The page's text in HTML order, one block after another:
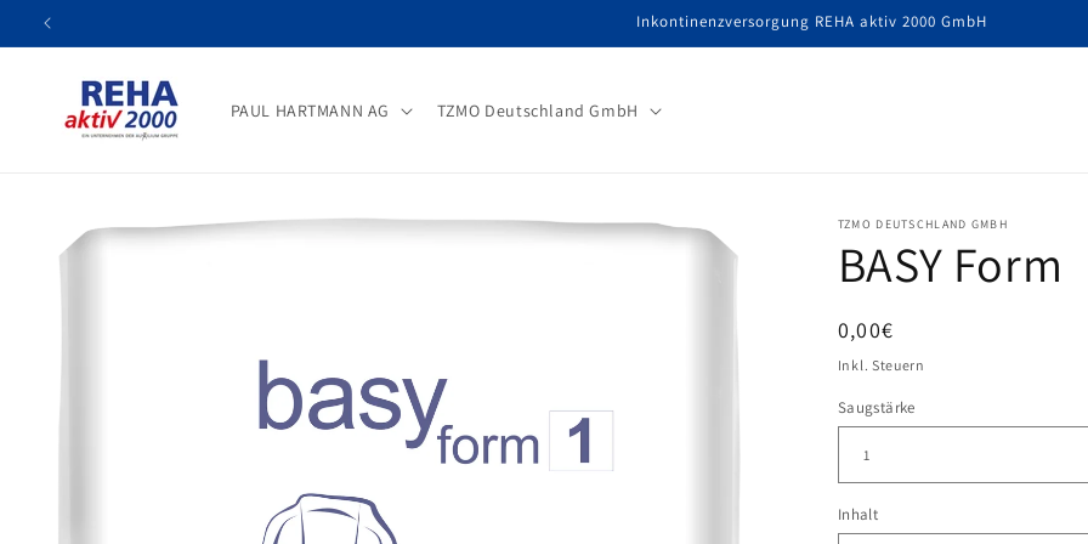
zum
Inhalt
Inkontinenzversorgung REHA aktiv 2000 GmbH
PAUL HARTMANN AG TZMO Deutschland GmbH
Produktinformationen
TZMO DEUTSCHLAND GMBH
BASY Form
Normaler
Preis
0,00€
Inkl. Steuern
Saugstärke
Inhalt